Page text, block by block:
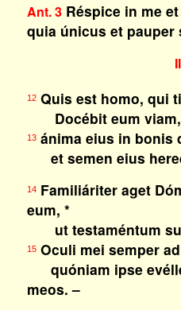
Ant. 3Réspice in me
quia únicus et pauper
II
12Quis est homo, qui
Docébit eum viam,
13ánima eius in bonis
et semen eius
14Familiáriter aget
eum, *
ut testaméntum
15Oculi mei semper
quóniam ipse
meos. –